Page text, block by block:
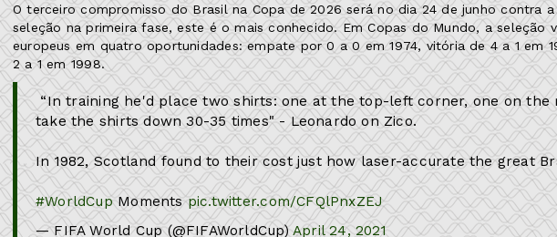
O terceiro compromisso do Brasil na Copa de 2026 será no dia 24 de junho contra
seleção na primeira fase, este é o mais conhecido. Em Copas do Mundo, a seleção
europeus em quatro oportunidades: empate por 0 a 0 em 1974, vitória de 4 a 1 em
2 a 1 em 1998.
“In training he'd place two shirts: one at the top-left corner, one on
take the shirts down 30-35 times" - Leonardo on Zico.
In 1982, Scotland found to their cost just how laser-accurate the great
#WorldCupMomentspic.twitter.com/CFQlPnxZEJ
— FIFA World Cup (@FIFAWorldCup) April 24, 2021